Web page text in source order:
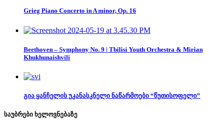
Grieg Piano Concerto in A minor, Op. 16
Beethoven – Symphony No. 9 | Tbilisi Youth Orchestra & Mirian
Khukhunaishvili
გია ყანჩელის უკანასკნელი ნაწარმოები “წუთისოფელი”
საუბრები ხელოვნებაზე